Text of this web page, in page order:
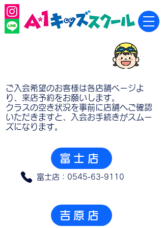
ご入会希望のお客様は各店舗ページよ
り、来店予約をお願いします。
クラスの空き状況を事前に店舗へご確認
いただきますと、入会お手続きがスムー
ズになります。
富士店
富士店：0545-63-9110
吉原店